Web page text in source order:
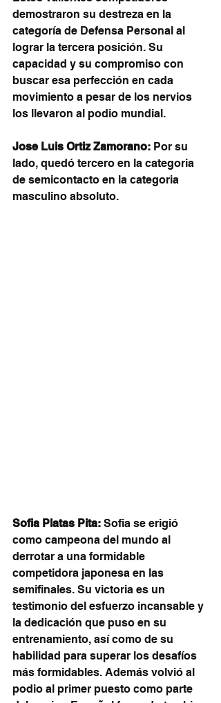
demostraron su destreza en la
categoría de Defensa Personal al
lograr la tercera posición. Su
capacidad y su compromiso con
buscar esa perfección en cada
movimiento a pesar de los nervios
los llevaron al podio mundial.
Jose Luis Ortiz Zamorano: Por su
lado, quedó tercero en la categoria
de semicontacto en la categoria
masculino absoluto.
Sofia Platas Pita: Sofia se erigió
como campeona del mundo al
derrotar a una formidable
competidora japonesa en las
semifinales. Su victoria es un
testimonio del esfuerzo incansable y
la dedicación que puso en su
entrenamiento, así como de su
habilidad para superar los desafíos
más formidables. Además volvió al
podio al primer puesto como parte